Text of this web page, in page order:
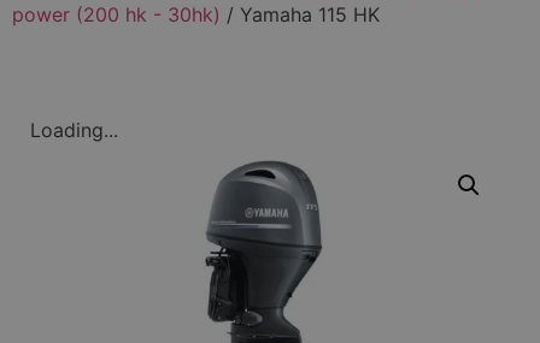
power (200 hk - 30hk) / Yamaha 115 HK
Loading...